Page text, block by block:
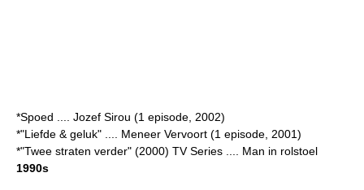
*Spoed .... Jozef Sirou (1 episode, 2002)
*"Liefde & geluk" .... Meneer Vervoort (1 episode, 2001)
*"Twee straten verder" (2000) TV Series .... Man in rolstoel
1990s